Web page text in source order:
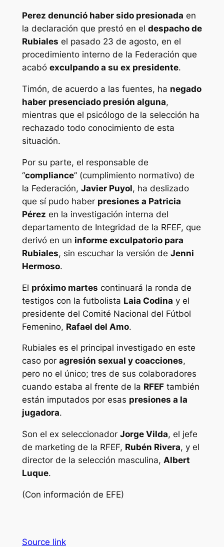
Perez denunció haber sido presionada en
la declaración que prestó en el despacho de
Rubiales el pasado 23 de agosto, en el
procedimiento interno de la Federación que
acabó exculpando a su ex presidente.
Timón, de acuerdo a las fuentes, ha negado
haber presenciado presión alguna,
mientras que el psicólogo de la selección ha
rechazado todo conocimiento de esta
situación.
Por su parte, el responsable de
“compliance” (cumplimiento normativo) de
la Federación, Javier Puyol, ha deslizado
que sí pudo haber presiones a Patricia
Pérez en la investigación interna del
departamento de Integridad de la RFEF, que
derivó en un informe exculpatorio para
Rubiales, sin escuchar la versión de Jenni
Hermoso.
El próximo martes continuará la ronda de
testigos con la futbolista Laia Codina y el
presidente del Comité Nacional del Fútbol
Femenino, Rafael del Amo.
Rubiales es el principal investigado en este
caso por agresión sexual y coacciones,
pero no el único; tres de sus colaboradores
cuando estaba al frente de la RFEFtambién
están imputados por esas presiones a la
jugadora.
Son el ex seleccionador Jorge Vilda, el jefe
de marketing de la RFEF, Rubén Rivera, y el
director de la selección masculina, Albert
Luque.
(Con información de EFE)
Source link